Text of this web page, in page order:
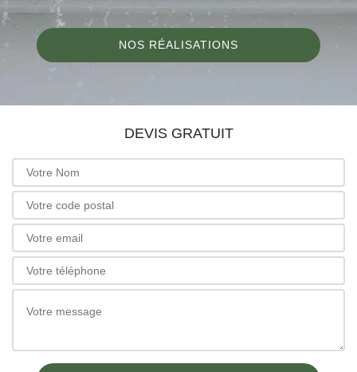
NOS RÉALISATIONS
DEVIS GRATUIT